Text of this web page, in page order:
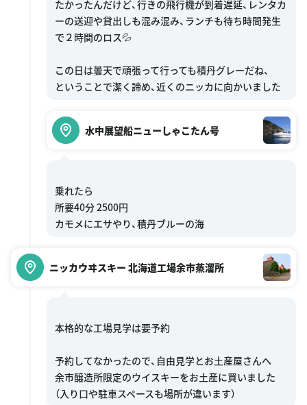
たかったんだけど、行きの飛行機が到着遅延、レンタカ
ーの送迎や貸出しも混み混み、ランチも待ち時間発生
で２時間のロス💦
この日は曇天で頑張って行っても積丹グレーだね、
水中展望船ニューしゃこたん号
乗れたら
所要40分 2500円
ニッカウヰスキー 北海道工場余市蒸溜所
本格的な工場見学は要予約
予約してなかったので、自由見学とお土産屋さんへ
余市醸造所限定のウイスキーをお土産に買いました